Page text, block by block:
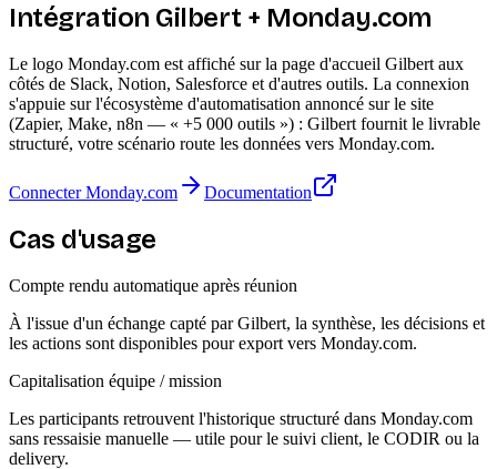
Intégration Gilbert + Monday.com
Le logo Monday.com est affiché sur la page d'accueil Gilbert aux
côtés de Slack, Notion, Salesforce et d'autres outils. La connexion
s'appuie sur l'écosystème d'automatisation annoncé sur le site
(Zapier, Make, n8n — « +5 000 outils ») : Gilbert fournit le livrable
structuré, votre scénario route les données vers Monday.com.
Connecter Monday.com Documentation
Cas d'usage
Compte rendu automatique après réunion
À l'issue d'un échange capté par Gilbert, la synthèse, les décisions et
les actions sont disponibles pour export vers Monday.com.
Capitalisation équipe / mission
Les participants retrouvent l'historique structuré dans Monday.com
sans ressaisie manuelle — utile pour le suivi client, le CODIR ou la
delivery.